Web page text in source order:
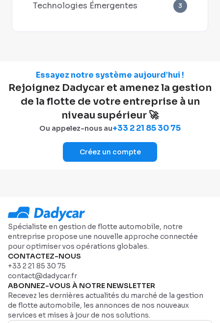
Technologies Émergentes 3
Essayez notre système aujourd’hui !
Rejoignez Dadycar et amenez la gestion
de la flotte de votre entreprise à un
niveau supérieur 🚀
Ou appelez-nous au+33 2 21 85 30 75
Créez un compte
Spécialiste en gestion de flotte automobile, notre
entreprise propose une nouvelle approche connectée
pour optimiser vos opérations globales.
CONTACTEZ-NOUS
+33 2 21 85 30 75
contact@dadycar.fr
ABONNEZ-VOUS À NOTRE NEWSLETTER
Recevez les dernières actualités du marché de la gestion
de flotte automobile, les annonces de nos nouveaux
services et mises à jour de nos solutions.